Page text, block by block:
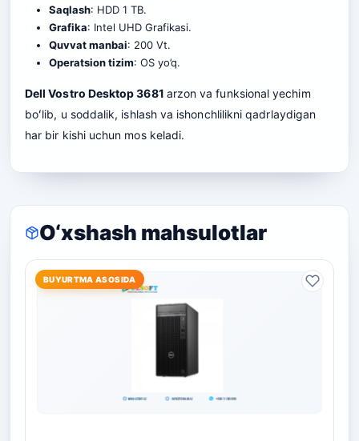
Saqlash: HDD 1 TB.
Grafika: Intel UHD Grafikasi.
Quvvat manbai: 200 Vt.
Operatsion tizim: OS yo’q.
Dell Vostro Desktop 3681 arzon va funksional yechim
boʻlib, u soddalik, ishlash va ishonchlilikni qadrlaydigan
har bir kishi uchun mos keladi.
O‘xshash mahsulotlar
BUYURTMA ASOSIDA